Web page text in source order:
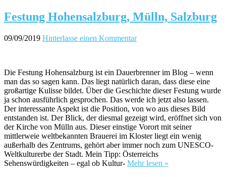
Festung Hohensalzburg, Mülln, Salzburg
09/09/2019 Hinterlasse einen Kommentar
Die Festung Hohensalzburg ist ein Dauerbrenner im Blog – wenn
man das so sagen kann. Das liegt natürlich daran, dass diese eine
großartige Kulisse bildet. Über die Geschichte dieser Festung wurde
ja schon ausführlich gesprochen. Das werde ich jetzt also lassen.
Der interessante Aspekt ist die Position, von wo aus dieses Bild
entstanden ist. Der Blick, der diesmal gezeigt wird, eröffnet sich von
der Kirche von Mülln aus. Dieser einstige Vorort mit seiner
mittlerweie weltbekannten Brauerei im Kloster liegt ein wenig
außerhalb des Zentrums, gehört aber immer noch zum UNESCO-
Weltkulturerbe der Stadt. Mein Tipp: Österreichs
Sehenswürdigkeiten – egal ob Kultur- Mehr lesen »